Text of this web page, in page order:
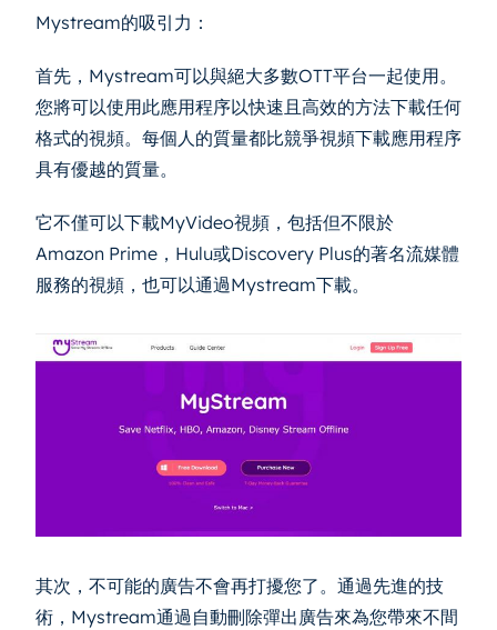
Mystream的吸引力：
首先，Mystream可以與絕大多數OTT平台一起使用。
您將可以使用此應用程序以快速且高效的方法下載任何
格式的視頻。每個人的質量都比競爭視頻下載應用程序
具有優越的質量。
它不僅可以下載MyVideo視頻，包括但不限於
Amazon Prime，Hulu或Discovery Plus的著名流媒體
服務的視頻，也可以通過Mystream下載。
其次，不可能的廣告不會再打擾您了。通過先進的技
術，Mystream通過自動刪除彈出廣告來為您帶來不間